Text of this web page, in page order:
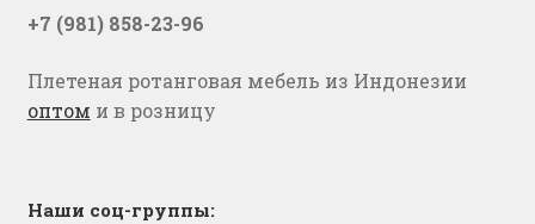
+7 (981) 858-23-96
Плетеная ротанговая мебель из Индонезии
оптом и в розницу
Наши соц-группы: